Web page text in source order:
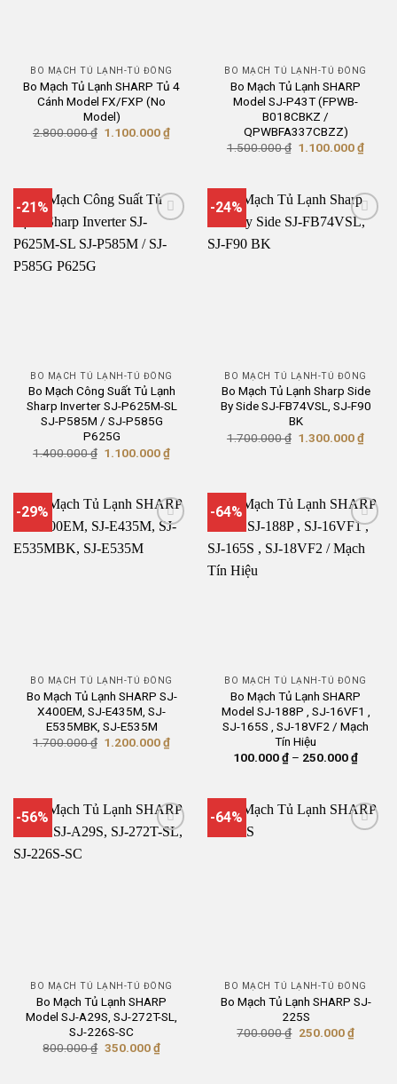
BO MẠCH TỦ LẠNH-TỦ ĐÔNG
Bo Mạch Tủ Lạnh SHARP Tủ 4
Cánh Model FX/FXP (No
Model)
2.800.000₫ Giá
1.100.000₫Giá
BO MẠCH TỦ LẠNH-TỦ ĐÔNG
Bo Mạch Tủ Lạnh SHARP
Model SJ-P43T (FPWB-
B018CBKZ /
QPWBFA337CBZZ)
1.500.000₫ Giá
1.100.000₫Giá
-21%
BO MẠCH TỦ LẠNH-TỦ ĐÔNG
Bo Mạch Công Suất Tủ Lạnh
Sharp Inverter SJ-P625M-SL
SJ-P585M / SJ-P585G
P625G
1.400.000₫ Giá
1.100.000₫Giá
1.100.000 ₫.
-24%
BO MẠCH TỦ LẠNH-TỦ ĐÔNG
Bo Mạch Tủ Lạnh Sharp Side
By Side SJ-FB74VSL, SJ-F90
BK
1.700.000₫ Giá
1.300.000₫Giá
-29%
BO MẠCH TỦ LẠNH-TỦ ĐÔNG
Bo Mạch Tủ Lạnh SHARP SJ-
X400EM, SJ-E435M, SJ-
E535MBK, SJ-E535M
1.700.000₫ Giá
1.200.000₫Giá
-64%
BO MẠCH TỦ LẠNH-TỦ ĐÔNG
Bo Mạch Tủ Lạnh SHARP
Model SJ-188P , SJ-16VF1 ,
SJ-165S , SJ-18VF2 / Mạch
Tín Hiệu
100.000₫ – 250.000₫Khoảng
đến
-56%
BO MẠCH TỦ LẠNH-TỦ ĐÔNG
Bo Mạch Tủ Lạnh SHARP
Model SJ-A29S, SJ-272T-SL,
SJ-226S-SC
800.000₫ Giá
350.000₫Giá
hiện
-64%
BO MẠCH TỦ LẠNH-TỦ ĐÔNG
Bo Mạch Tủ Lạnh SHARP SJ-
225S
700.000₫ Giá
250.000₫Giá
hiện